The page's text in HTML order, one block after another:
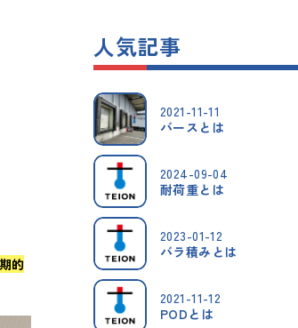
的
人気記事
2021-11-11
バースとは
2024-09-04
耐荷重とは
2023-01-12
バラ積みとは
2021-11-12
PODとは